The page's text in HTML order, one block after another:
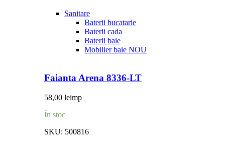
Sanitare
Baterii bucatarie
Baterii cada
Baterii baie
Mobilier baie NOU
Faianta Arena 8336-LT
58,00 leimp
În stoc
SKU: 500816